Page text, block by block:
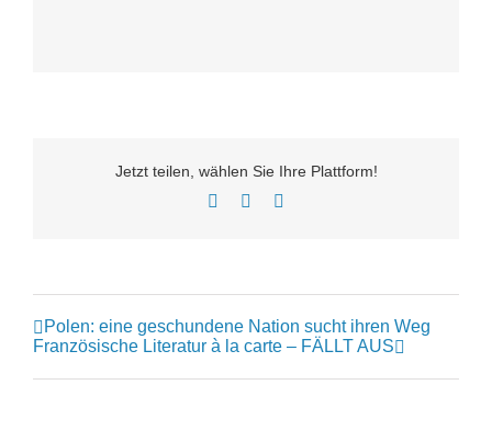
Jetzt teilen, wählen Sie Ihre Plattform!
Facebook
Twitter
Polen: eine geschundene Nation sucht ihren Weg
Französische Literatur à la carte – FÄLLT AUS